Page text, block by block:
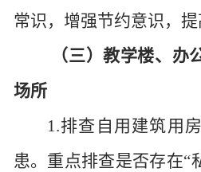
常识，增强节约意识，提
（三）教学楼、办
场所
1.排查自用建筑用
患。重点排查是否存在“